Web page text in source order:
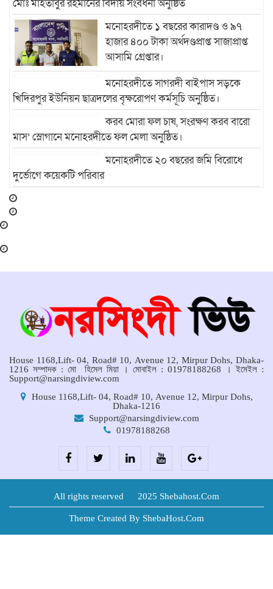
মোঃ মাহতাবুর রহমানের বিদায় সংবর্ধনা অনুষ্ঠিত
মনোহরদীতে ১ বছরের কারাদণ্ড ও ৯৭
হাজার ৪০০ টাকা অর্থদণ্ডপ্রাপ্ত সাজাপ্রাপ্ত
আসামি গ্রেপ্তার।
মনোহরদীতে সাগরদী বাইপাস সড়কে
খিদিরপুর ইউনিয়ন ছাত্রদলের বৃক্ষরোপণ কর্মসূচি অনুষ্ঠিত।
করব মোরা ফল চাষ, সংরক্ষণ করব বারো
মাস’ স্লোগানে মনোহরদীতে ফল মেলা অনুষ্ঠিত।
মনোহরদীতে ২০ বছরের জমি বিরোধে
দুর্ভোগে কয়েকটি পরিবার
মানুষের সংবাদ প্রকাশের জেরে সাংবাদিক
মনোহরদীতে উপজেলা দুর্যোগ ব্যবস্থাপনা
কমিটির সভা অনুষ্ঠিত
House 1168,Lift- 04, Road# 10, Avenue 12, Mirpur Dohs, Dhaka-
1216 সম্পাদক : মো হিমেল মিয়া । মোবাইল : 01978188268 । ইমেইল :
Support@narsingdiview.com
House 1168,Lift- 04, Road# 10, Avenue 12, Mirpur Dohs,
Dhaka-1216
Support@narsingdiview.com
01978188268
All rights reserved © 2025 Shebahost.Com
Theme Created By ShebaHost.Com